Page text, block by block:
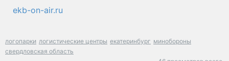
ekb-on-air.ru
логопарки логистические центры екатеринбург минобороны
свердловская область